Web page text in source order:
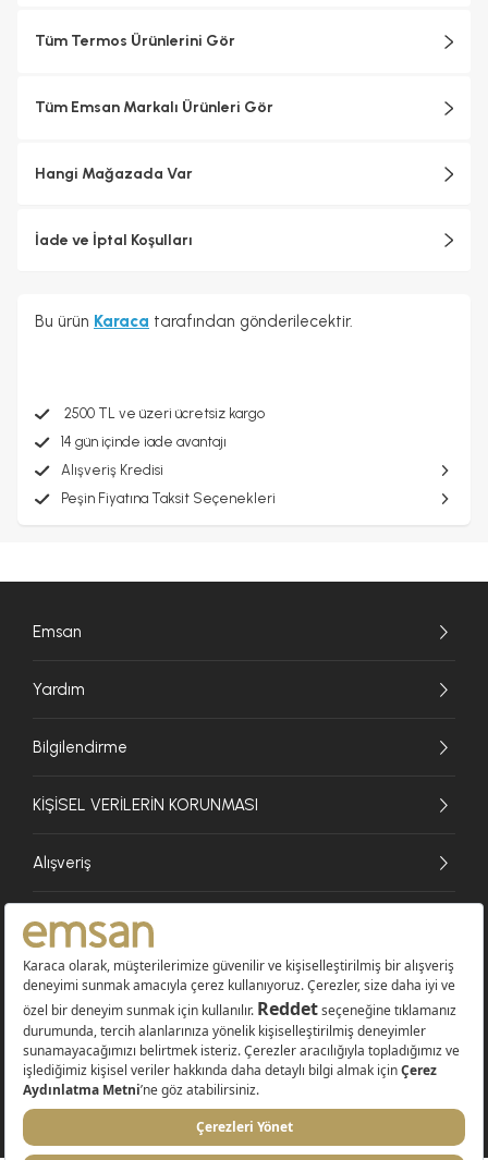
Tüm Termos Ürünlerini Gör
Tüm Emsan Markalı Ürünleri Gör
Hangi Mağazada Var
İade ve İptal Koşulları
Bu ürün Karaca tarafından gönderilecektir.
2500 TL ve üzeri ücretsiz kargo
14 gün içinde iade avantajı
Alışveriş Kredisi
Peşin Fiyatına Taksit Seçenekleri
Emsan
Yardım
Bilgilendirme
KİŞİSEL VERİLERİN KORUNMASI
Alışveriş
© 2026 EMSAN A.Ş. Tüm Hakları Saklıdır